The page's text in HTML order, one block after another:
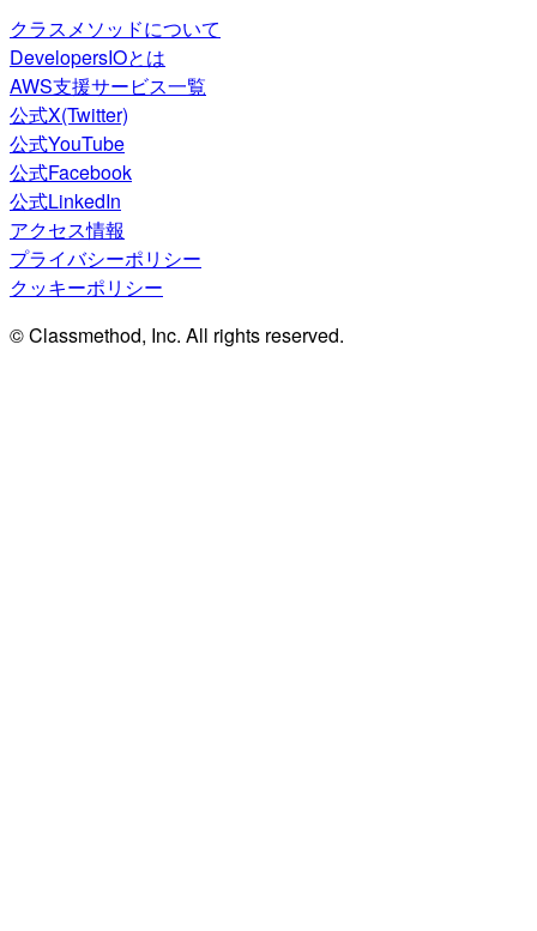
クラスメソッドについて
DevelopersIOとは
AWS支援サービス一覧
公式X(Twitter)
公式YouTube
公式Facebook
公式LinkedIn
アクセス情報
プライバシーポリシー
クッキーポリシー
© Classmethod, Inc. All rights reserved.